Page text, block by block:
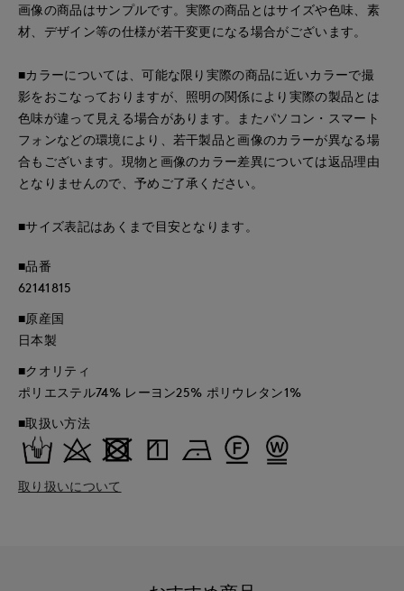
画像の商品はサンプルです。実際の商品とはサイズや色味、素
材、デザイン等の仕様が若干変更になる場合がございます。
■カラーについては、可能な限り実際の商品に近いカラーで撮
影をおこなっておりますが、照明の関係により実際の製品とは
色味が違って見える場合があります。またパソコン・スマート
フォンなどの環境により、若干製品と画像のカラーが異なる場
合もございます。現物と画像のカラー差異については返品理由
となりませんので、予めご了承ください。
■サイズ表記はあくまで目安となります。
■品番
62141815
■原産国
日本製
■クオリティ
ポリエステル74% レーヨン25% ポリウレタン1%
■取扱い方法
取り扱いについて